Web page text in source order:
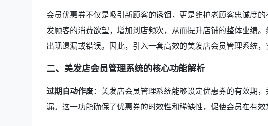
会员优惠券不仅是吸引新顾客的诱饵，更是维护老顾客忠诚度
发顾客的消费欲望，增加到店频次，从而提升店铺的整体业绩
出现遗漏或错误。因此，引入一套高效的美发店会员管理系统
二、美发店会员管理系统的核心功能解析
过期自动作废：美发店会员管理系统能够设定优惠券的有效期
漏。这一功能确保了优惠券的时效性和稀缺性，促使会员在有